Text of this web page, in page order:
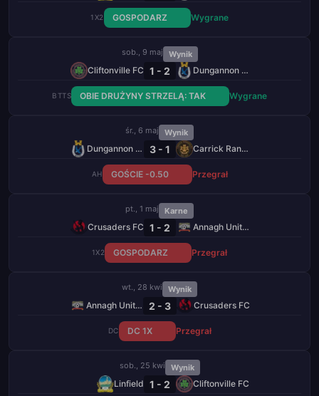
1X2 GOSPODARZ Wygrane
sob., 9 maj Wynik
Cliftonville FC 1 - 2 Dungannon Swifts
BTTS OBIE DRUŻYNY STRZELĄ: TAK Wygrane
śr., 6 maj Wynik
Dungannon Swifts 3 - 1 Carrick Rangers
AH GOŚCIE -0.50 Przegrał
pt., 1 maj Karne
Crusaders FC 1 - 2 Annagh United
1X2 GOSPODARZ Przegrał
wt., 28 kwi Wynik
Annagh United 2 - 3 Crusaders FC
DC DC 1X Przegrał
sob., 25 kwi Wynik
Linfield 1 - 2 Cliftonville FC